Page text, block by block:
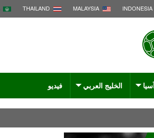
INDONESIA
MALAYSIA
THAILAND
الخليج العربي فيديو